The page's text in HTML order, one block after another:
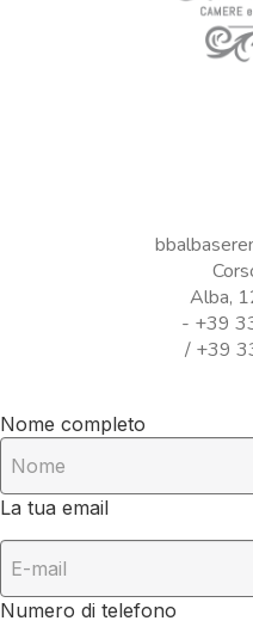
Alba,
- +39
/ +39
Nome completo
La tua email
Numero di telefono